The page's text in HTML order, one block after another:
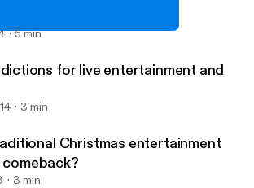
your soundboard for St Valentines Day
5 min
for live entertainment and
3 min
Christmas entertainment
comeback?
3 min